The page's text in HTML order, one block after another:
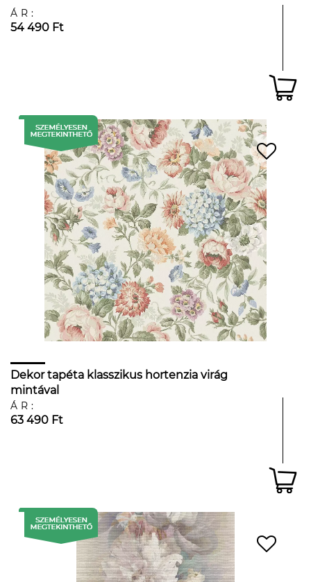
ÁR:
54 490 Ft
Dekor tapéta klasszikus hortenzia virág
mintával
ÁR:
63 490 Ft